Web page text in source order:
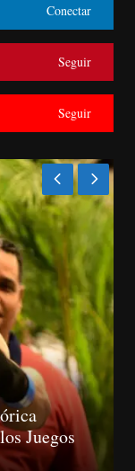
Conectar
Seguir
Seguir
jueces de